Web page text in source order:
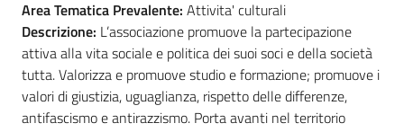
Area Tematica Prevalente: Attivita' culturali
Descrizione: L’associazione promuove la partecipazione
attiva alla vita sociale e politica dei suoi soci e della società
tutta. Valorizza e promuove studio e formazione; promuove i
valori di giustizia, uguaglianza, rispetto delle differenze,
antifascismo e antirazzismo. Porta avanti nel territorio